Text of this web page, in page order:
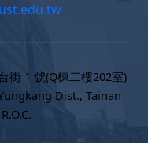
街 1 號(Q棟二樓202室)
Dist., Tainan